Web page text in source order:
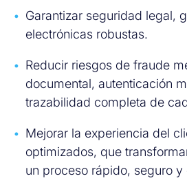
Garantizar seguridad legal,
electrónicas robustas.
Reducir riesgos de fraude
documental, autenticación
trazabilidad completa de
Mejorar la experiencia del
optimizados, que
un proceso rápido, seguro y